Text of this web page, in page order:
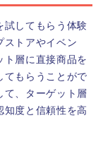
試してもらう体験
ストアやイベン
ト層に直接商品を
てもらうことがで
て、ターゲット層
知度と信頼性を高